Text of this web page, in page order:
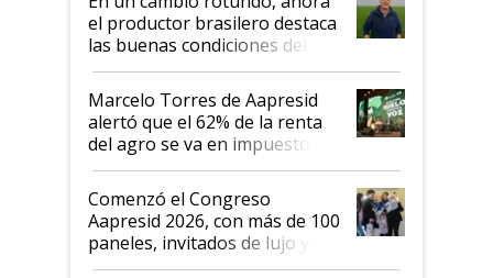
sistema productivo"
el productor brasilero destaca
las buenas condiciones del
agro argentino para invertir:
"Los veo más motivados"
Marcelo Torres de Aapresid
alertó que el 62% de la renta
del agro se va en impuestos:
"No es bueno que en
Argentina se sigan discutiendo
las mismas cosas de hace 50
años"
Comenzó el Congreso
Aapresid 2026, con más de 100
paneles, invitados de lujo y
todas las tendencias